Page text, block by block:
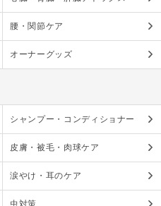
腰・関節ケア
オーナーグッズ
シャンプー・コンディショナー
皮膚・被毛・肉球ケア
涙やけ・耳のケア
虫対策